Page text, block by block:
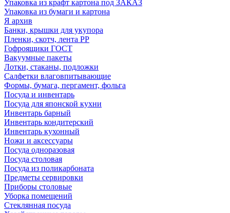
Упаковка из крафт картона под ЗАКАЗ
Упаковка из бумаги и картона
Я архив
Банки, крышки для укупора
Пленки, скотч, лента РР
Гофроящики ГОСТ
Вакуумные пакеты
Лотки, стаканы, подложки
Салфетки влаговпитывающие
Формы, бумага, пергамент, фольга
Посуда и инвентарь
Посуда для японской кухни
Инвентарь барный
Инвентарь кондитерский
Инвентарь кухонный
Ножи и аксессуары
Посуда одноразовая
Посуда столовая
Посуда из поликарбоната
Предметы сервировки
Приборы столовые
Уборка помещений
Стеклянная посуда